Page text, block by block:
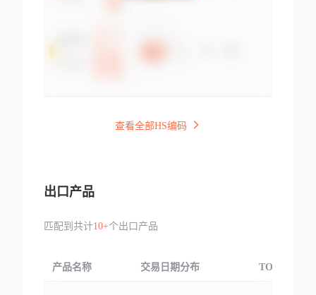
查看全部HS编码
出口产品
匹配到共计10+个出口产品
产品名称 交易日期分布 TOP3交易国